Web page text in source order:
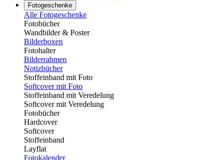
Fotogeschenke
Alle Fotogeschenke
Fotobücher
Wandbilder & Poster
Bilderboxen
Fotohalter
Bilderrahmen
Notizbücher
Stoffeinband mit Foto
Softcover mit Foto
Stoffeinband mit Veredelung
Softcover mit Veredelung
Fotobücher
Hardcover
Softcover
Stoffeinband
Layflat
Fotokalender